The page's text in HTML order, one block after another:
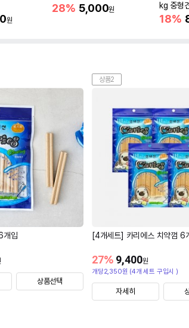
원
28% 5,000원
kg 중형
18%
개입
상품선택
상품2
[4개세트] 카리에스 치약껌 6
9,400원
27%
개당2,350원 (4개 세트 구입시 )
자세히